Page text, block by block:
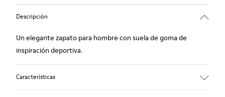
Descripción
Un elegante zapato para hombre con suela de goma de
inspiración deportiva.
Características